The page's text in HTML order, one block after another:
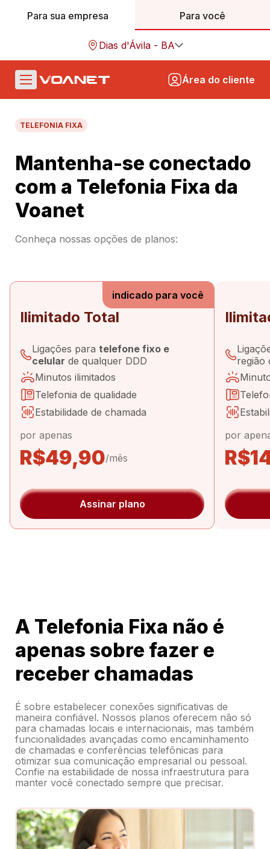
Para sua empresa Para você
Dias d'Ávila - BA
Área do cliente
TELEFONIA FIXA
Mantenha-se conectado
com a Telefonia Fixa da
Voanet
Conheça nossas opções de planos:
indicado para você
Ilimitado Total
Ligações para telefone fixo e
celular de qualquer DDD
Minutos ilimitados
Telefonia de qualidade
Estabilidade de chamada
por apenas
R$49,90/mês
Assinar plano
região
por
A Telefonia Fixa não é
apenas sobre fazer e
receber chamadas
É sobre estabelecer conexões significativas de
maneira confiável. Nossos planos oferecem não só
para chamadas locais e internacionais, mas também
funcionalidades avançadas como encaminhamento
de chamadas e conferências telefônicas para
otimizar sua comunicação empresarial ou pessoal.
Confie na estabilidade de nossa infraestrutura para
manter você conectado sempre que precisar.